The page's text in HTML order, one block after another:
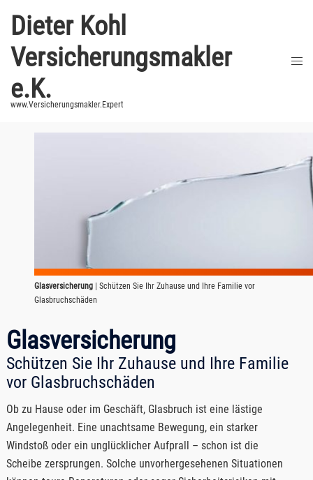
Inhalt
springen
Dieter Kohl
Versicherungsmakler
e.K.
www.Versicherungsmakler.Expert
Glasversicherung | Schützen Sie Ihr Zuhause und Ihre Familie vor
Glasbruchschäden
Glasversicherung
Schützen Sie Ihr Zuhause und Ihre Familie
vor Glasbruchschäden
Ob zu Hause oder im Geschäft, Glasbruch ist eine lästige
Angelegenheit. Eine unachtsame Bewegung, ein starker
Windstoß oder ein unglücklicher Aufprall – schon ist die
Scheibe zersprungen. Solche unvorhergesehenen Situationen